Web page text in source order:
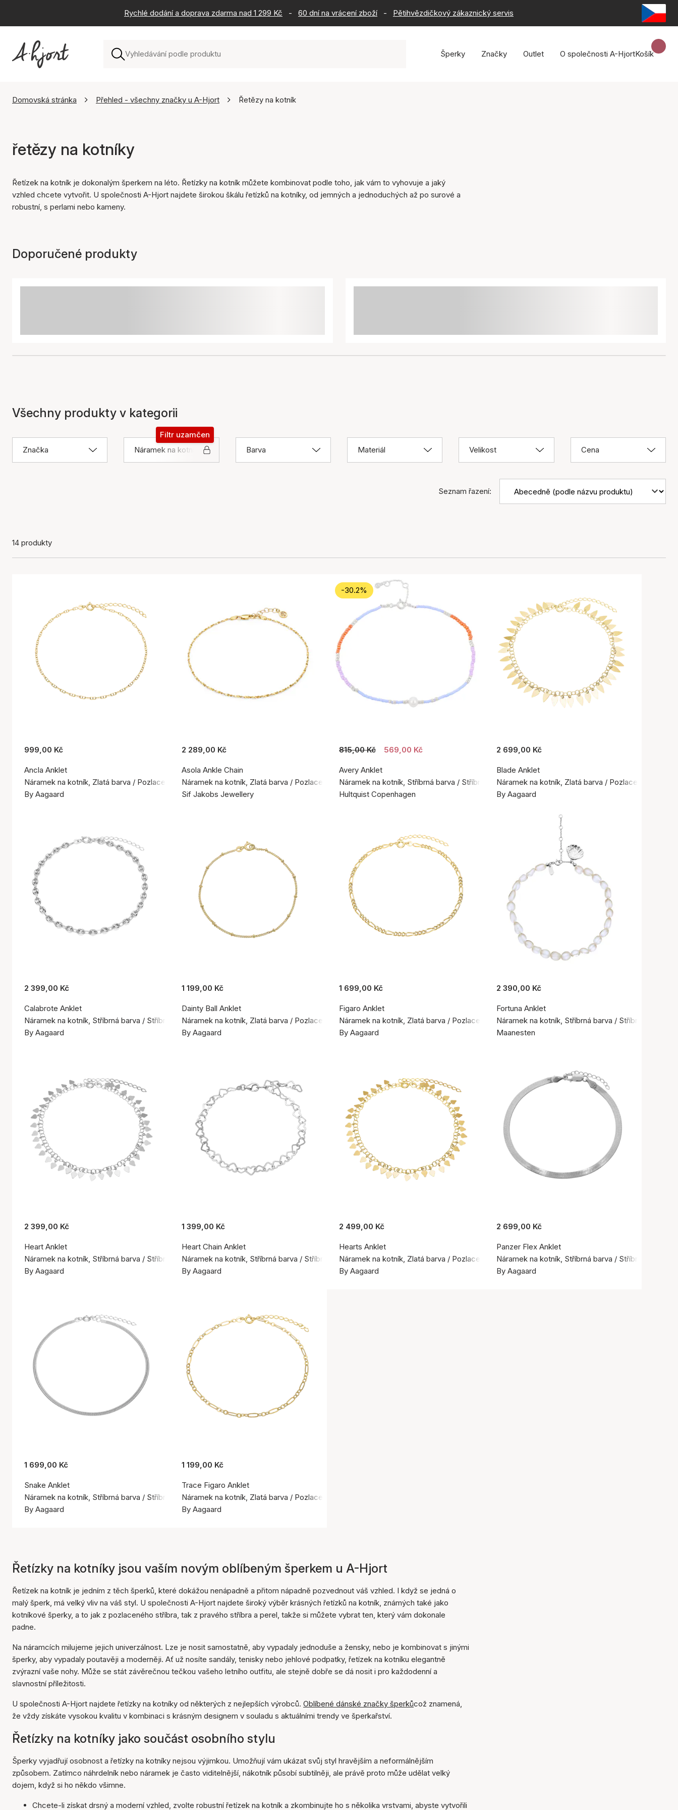
Rychlé dodání a doprava zdarma nad 1 299 Kč - 60 dní na vrácení zboží - Pětihvězdičkový zákaznický servis
Šperky Značky Outlet O společnosti A-HjortKošík
Domovská stránka Přehled - všechny značky u A-Hjort Řetězy na kotník
řetězy na kotníky
Řetízek na kotník je dokonalým šperkem na léto. Řetízky na kotník můžete kombinovat podle toho, jak vám to vyhovuje a jaký
vzhled chcete vytvořit. U společnosti A-Hjort najdete širokou škálu řetízků na kotníky, od jemných a jednoduchých až po surové a
robustní, s perlami nebo kameny.
Doporučené produkty
Všechny produkty v kategorii
Značka Náramek na kotník
Filtr uzamčen
Barva
Materiál Velikost Cena
Seznam řazení:
14 produkty
999,00 Kč
Ancla Anklet
Náramek na kotník, Zlatá barva / Pozlacené stříbro 925
By Aagaard
2 289,00 Kč
Asola Ankle Chain
Náramek na kotník, Zlatá barva / Pozlacené stříbro 925
Sif Jakobs Jewellery
-30.2%
815,00 Kč 569,00 Kč
Avery Anklet
Náramek na kotník, Stříbrná barva / Stříbro 925
Hultquist Copenhagen
2 699,00 Kč
Blade Anklet
Náramek na kotník, Zlatá barva / Pozlacené stříbro
By Aagaard
2 399,00 Kč
Calabrote Anklet
Náramek na kotník, Stříbrná barva / Stříbro 925
By Aagaard
1 199,00 Kč
Dainty Ball Anklet
Náramek na kotník, Zlatá barva / Pozlacené stříbro 925
By Aagaard
1 699,00 Kč
Figaro Anklet
Náramek na kotník, Zlatá barva / Pozlacené stříbro 925
By Aagaard
2 390,00 Kč
Fortuna Anklet
Náramek na kotník, Stříbrná barva / Stříbro 925
Maanesten
2 399,00 Kč
Heart Anklet
Náramek na kotník, Stříbrná barva / Stříbro 925
By Aagaard
1 399,00 Kč
Heart Chain Anklet
Náramek na kotník, Stříbrná barva / Stříbro 925
By Aagaard
2 499,00 Kč
Hearts Anklet
Náramek na kotník, Zlatá barva / Pozlacené stříbro 925
By Aagaard
2 699,00 Kč
Panzer Flex Anklet
Náramek na kotník, Stříbrná barva / Stříbro 925
By Aagaard
1 699,00 Kč
Snake Anklet
Náramek na kotník, Stříbrná barva / Stříbro 925
By Aagaard
1 199,00 Kč
Trace Figaro Anklet
Náramek na kotník, Zlatá barva / Pozlacené stříbro 925
By Aagaard
Řetízky na kotníky jsou vaším novým oblíbeným šperkem u A-Hjort
Řetízek na kotník je jedním z těch šperků, které dokážou nenápadně a přitom nápadně pozvednout váš vzhled. I když se jedná o
malý šperk, má velký vliv na váš styl. U společnosti A-Hjort najdete široký výběr krásných řetízků na kotník, známých také jako
kotníkové šperky, a to jak z pozlaceného stříbra, tak z pravého stříbra a perel, takže si můžete vybrat ten, který vám dokonale
padne.
Na náramcích milujeme jejich univerzálnost. Lze je nosit samostatně, aby vypadaly jednoduše a žensky, nebo je kombinovat s jinými
šperky, aby vypadaly poutavěji a moderněji. Ať už nosíte sandály, tenisky nebo jehlové podpatky, řetízek na kotníku elegantně
zvýrazní vaše nohy. Může se stát závěrečnou tečkou vašeho letního outfitu, ale stejně dobře se dá nosit i pro každodenní a
slavnostní příležitosti.
U společnosti A-Hjort najdete řetízky na kotníky od některých z nejlepších výrobců. Oblíbené dánské značky šperkůcož znamená,
že vždy získáte vysokou kvalitu v kombinaci s krásným designem v souladu s aktuálními trendy ve šperkařství.
Řetízky na kotníky jako součást osobního stylu
Šperky vyjadřují osobnost a řetízky na kotníky nejsou výjimkou. Umožňují vám ukázat svůj styl hravějším a neformálnějším
způsobem. Zatímco náhrdelník nebo náramek je často viditelnější, nákotník působí subtilněji, ale právě proto může udělat velký
dojem, když si ho někdo všimne.
Chcete-li získat drsný a moderní vzhled, zvolte robustní řetízek na kotník a zkombinujte ho s několika vrstvami, abyste vytvořili